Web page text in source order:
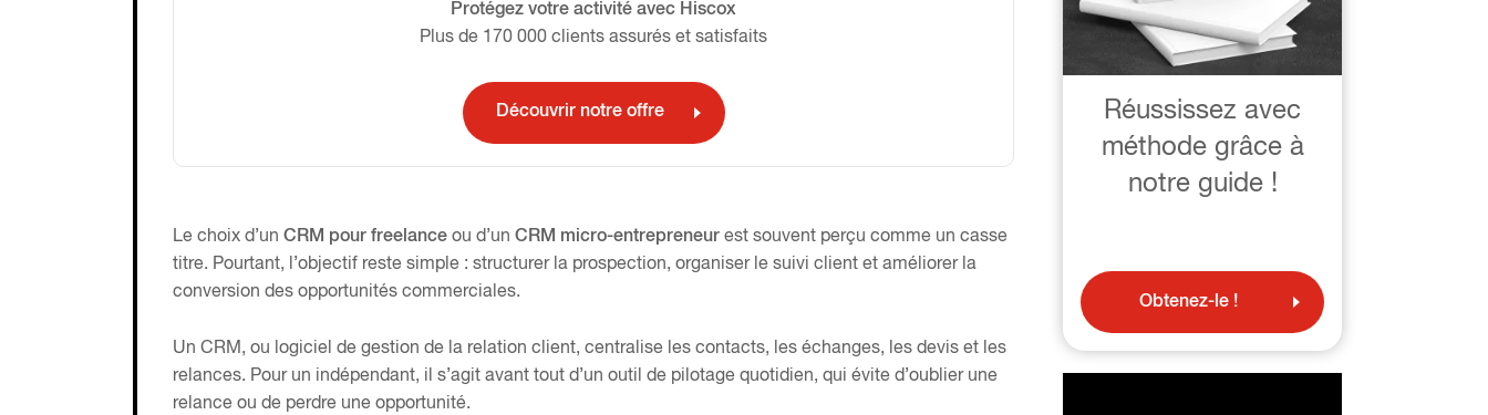
Protégez votre activité avec Hiscox
Plus de 170 000 clients assurés et satisfaits
Découvrir notre offre
Le choix d’un CRM pour freelance ou d’un CRM micro-entrepreneur est souvent perçu comme un casse
titre. Pourtant, l’objectif reste simple : structurer la prospection, organiser le suivi client et améliorer la
conversion des opportunités commerciales.
Un CRM, ou logiciel de gestion de la relation client, centralise les contacts, les échanges, les devis et les
relances. Pour un indépendant, il s’agit avant tout d’un outil de pilotage quotidien, qui évite d’oublier une
relance ou de perdre une opportunité.
Réussissez avec
méthode grâce à
notre guide !
Obtenez-le !